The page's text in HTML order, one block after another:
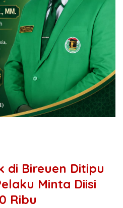
di Bireuen Ditipu
Minta Diisi
Ribu